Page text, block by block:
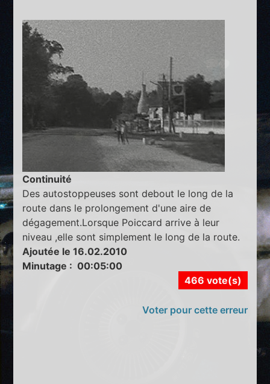
Continuité
Des autostoppeuses sont debout le long de la
route dans le prolongement d'une aire de
dégagement.Lorsque Poiccard arrive à leur
niveau ,elle sont simplement le long de la route.
Ajoutée le 16.02.2010
Minutage : 00:05:00
466 vote(s)
Voter pour cette erreur